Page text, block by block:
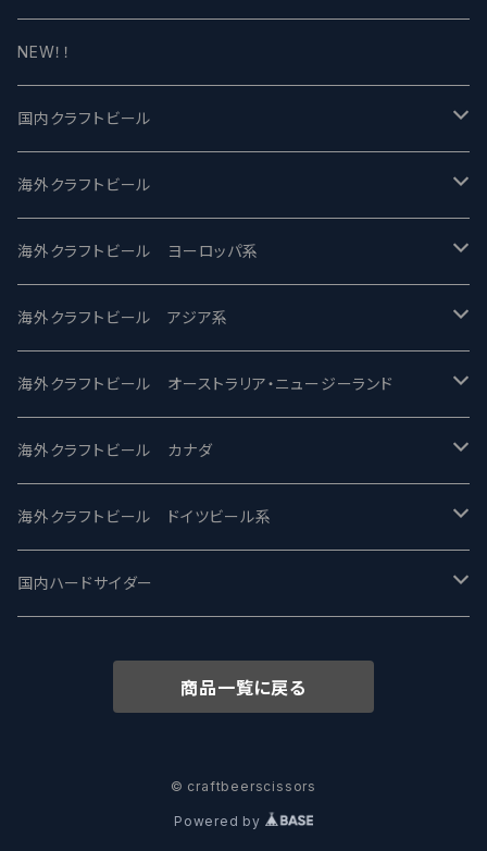
NEW！！
国内クラフトビール
UCHU BREWING -うちゅうブルーイング
バテレ -VERTERE
2nd Story Ale Works -セカンドストーリー
ビアへるん - Beer Hearn
忽布古丹醸造 - HOP KOTAN
ワイマーケットブルーイング Y.Market Brewing
志賀高原ビール - SIGAKOGEN
箕面ビール - MINOH BEER
サンクトガーレン - Sankt Gallen
海外クラフトビール
Modern Times モダンタイムズ
Maui マウイ
Toppling Goliath トップリンゴライアス
Fair State フェアステイト
Lagunitas ラグニタス
FirestoneWalker ファイアストーン
Mikkeller ミッケラー
Hop Nation ホップネーション
海外クラフトビール ヨーロッパ系
UnBarred -アンバード
SAIREN /サイレン
ワイルドチャイルド - Wilde Child
BrewDog Brewery - ブリュードッグ
The Flying Inn / ザ フライイング イン
Lambiek Fabriek - ファブリーク
海外クラフトビール アジア系
gweilo-鬼佬 グウァイロ
Heart Of Darkness - ハートオブダークネス
Carbon brews -カーボン
TAIHU - タイフー
Behemoth - ベヒーモス
海外クラフトビール オーストラリア・ニュージーランド
ROCKY RIDGE - ロッキーリッジ
BODRIGGY BREWING ボッドリッジー
CO-CONSPIRATORS コ・コンスピレーターズ
Deep Creek Brewing Co.
8 Wired エイトワイアード
海外クラフトビール カナダ
Jackie O's ジャッキーオーズ
Westbrook ウェストブルック
Strathcona ストラスコナ
ODIN BREWING オディン
海外クラフトビール ドイツビール系
Karmeliten カーメリテン
Früh フリュー
国内ハードサイダー
商品一覧に戻る
© craftbeerscissors
Powered by